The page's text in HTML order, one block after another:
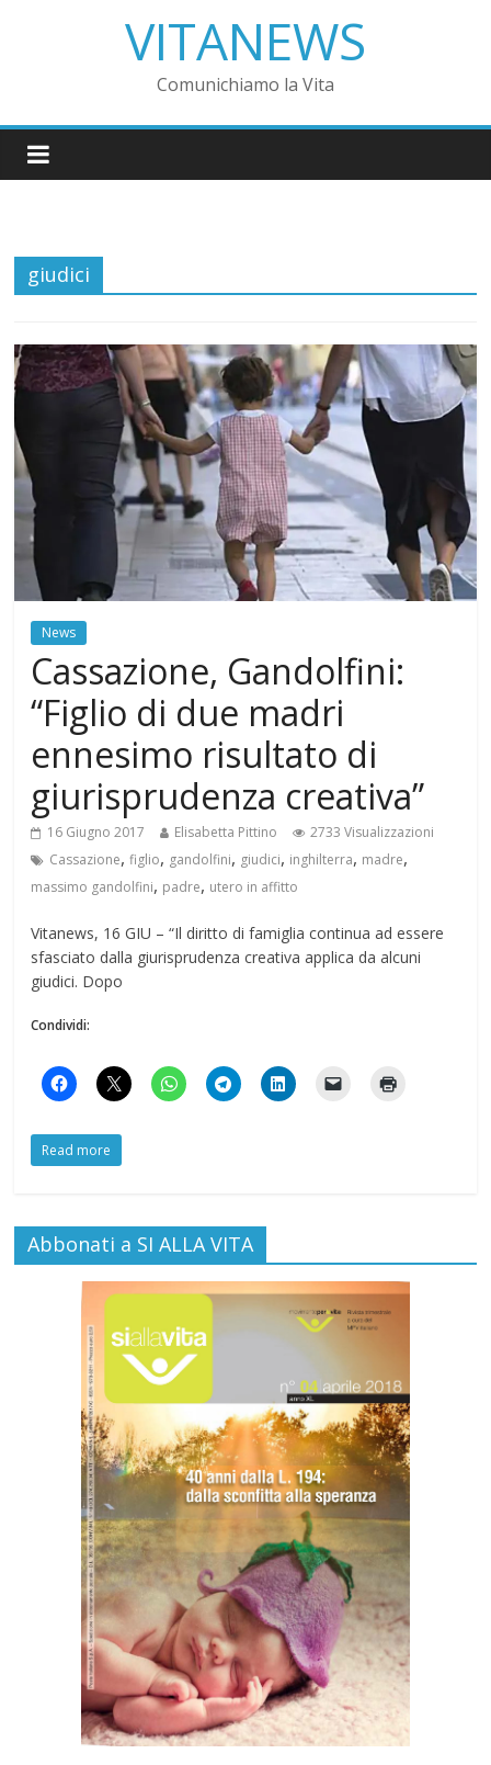
VITANEWS
Comunichiamo la Vita
giudici
News
Cassazione, Gandolfini:
“Figlio di due madri
ennesimo risultato di
giurisprudenza creativa”
16 Giugno 2017 Elisabetta Pittino
2733 Visualizzazioni
Cassazione,figlio, gandolfini, giudici, inghilterra, madre,
massimo gandolfini, padre, utero in affitto
Vitanews, 16 GIU – “Il diritto di famiglia continua ad essere
sfasciato dalla giurisprudenza creativa applica da alcuni
giudici. Dopo
Condividi:
Read more
Abbonati a SI ALLA VITA